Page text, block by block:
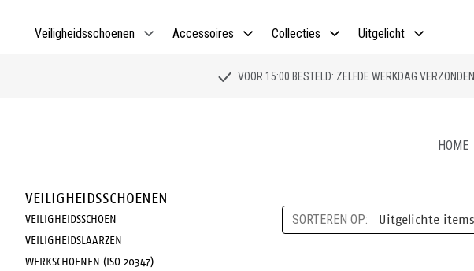
Veiligheidsschoenen Accessoires Collecties Uitgelicht
VOOR 15:00 BESTELD: ZELFDE WERKDAG VERZONDEN
HOME
VEILIGHEIDSSCHOENEN
VEILIGHEIDSSCHOEN
VEILIGHEIDSLAARZEN
WERKSCHOENEN (ISO 20347)
SORTEREN OP: